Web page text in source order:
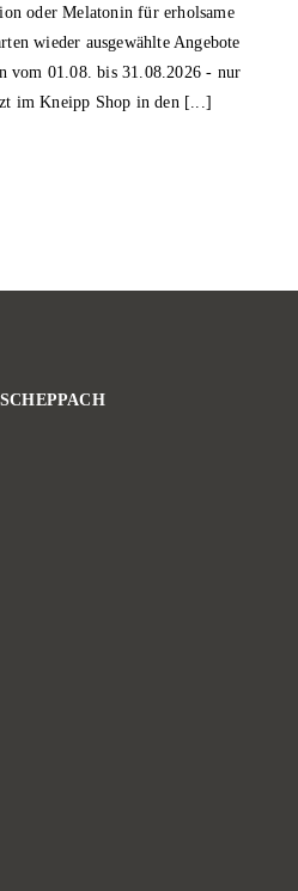
oder Melatonin für erholsame
wieder ausgewählte Angebote
vom 01.08. bis 31.08.2026 - nur
im Kneipp Shop in den [...]